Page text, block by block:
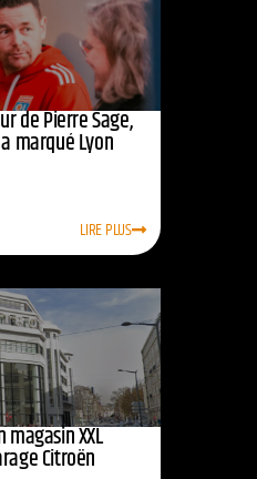
de Pierre Sage,
marqué Lyon
LIRE PLUS
XXL
Citroën